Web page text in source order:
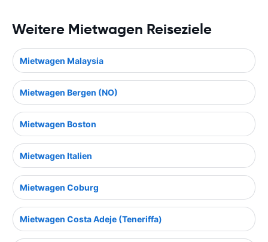
Weitere Mietwagen Reiseziele
Mietwagen Malaysia
Mietwagen Bergen (NO)
Mietwagen Boston
Mietwagen Italien
Mietwagen Coburg
Mietwagen Costa Adeje (Teneriffa)